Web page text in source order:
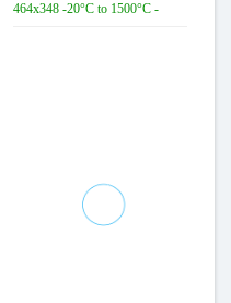
464x348 -20°C to 1500°C -